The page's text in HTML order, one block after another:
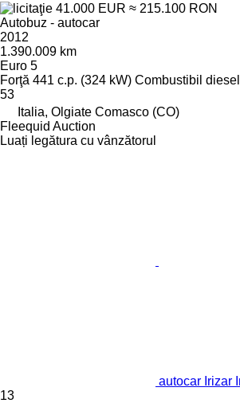
41.000 EUR ≈ 215.100 RON
Autobuz - autocar
2012
1.390.009 km
Euro 5
Forţă 441 c.p. (324 kW) Combustibil diesel
53
Italia, Olgiate Comasco (CO)
Fleequid Auction
Luați legătura cu vânzătorul
autocar Irizar
13